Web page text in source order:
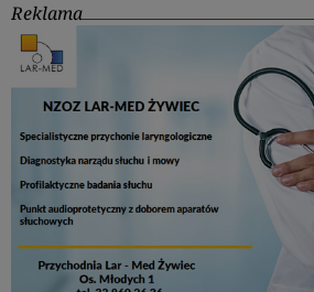
Reklama